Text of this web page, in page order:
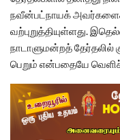
நவீன்பட்நாயக் அவர்களைச்
வற்புறுத்தியுள்ளது.
நாடாளுமன்றத்
பெறும் என்பதையே